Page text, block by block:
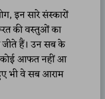
इन सारे संस्कारों
की वस्तुओं का
जीते हैं। उन सब के
कोई आफत नहीं आ
भी वे सब आराम